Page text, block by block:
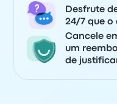
Desfrute
24/7 que o
Cancele
um
de